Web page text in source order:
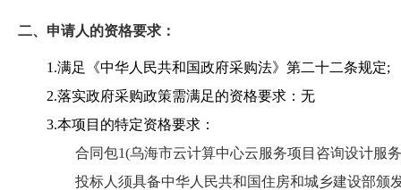
二、申请人的资格要求：
1.满足《中华人民共和国政府采购法》第二十二条规定;
2.落实政府采购政策需满足的资格要求：无
3.本项目的特定资格要求：
合同包1(乌海市云计算中心云服务项目咨询设计服
投标人须具备中华人民共和国住房和城乡建设部颁